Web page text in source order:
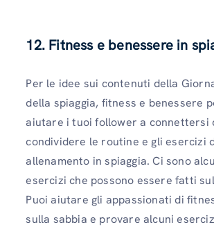
12. Fitness e benessere in
Per le idee sui contenuti della
della spiaggia, fitness e benessere
aiutare i tuoi follower a connettersi
condividere le routine e gli esercizi
allenamento in spiaggia. Ci sono
esercizi che possono essere fatti
Puoi aiutare gli appassionati di
sulla sabbia e provare alcuni